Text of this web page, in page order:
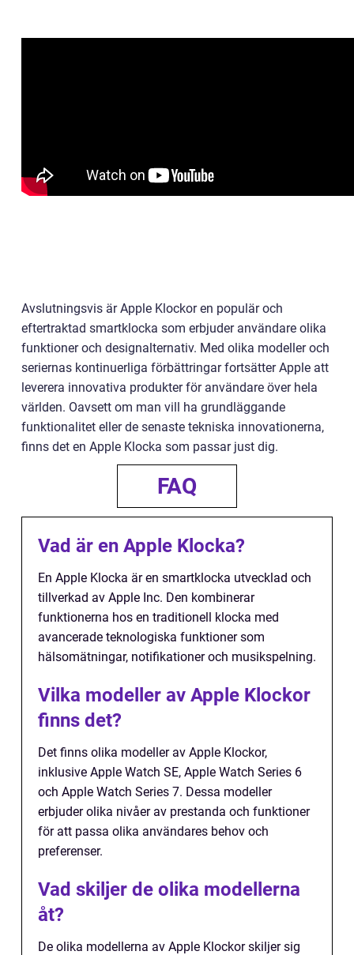
Avslutningsvis är Apple Klockor en populär och
eftertraktad smartklocka som erbjuder användare olika
funktioner och designalternativ. Med olika modeller och
seriernas kontinuerliga förbättringar fortsätter Apple att
leverera innovativa produkter för användare över hela
världen. Oavsett om man vill ha grundläggande
funktionalitet eller de senaste tekniska innovationerna,
finns det en Apple Klocka som passar just dig.
FAQ
Vad är en Apple Klocka?
En Apple Klocka är en smartklocka utvecklad och
tillverkad av Apple Inc. Den kombinerar
funktionerna hos en traditionell klocka med
avancerade teknologiska funktioner som
hälsomätningar, notifikationer och musikspelning.
Vilka modeller av Apple Klockor
finns det?
Det finns olika modeller av Apple Klockor,
inklusive Apple Watch SE, Apple Watch Series 6
och Apple Watch Series 7. Dessa modeller
erbjuder olika nivåer av prestanda och funktioner
för att passa olika användares behov och
preferenser.
Vad skiljer de olika modellerna
åt?
De olika modellerna av Apple Klockor skiljer sig